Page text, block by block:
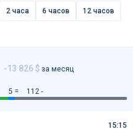
2 часа 6 часов 12 часов
-13 826 $ за месяц
5 = 112 -
15:15